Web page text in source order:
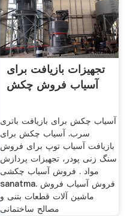
تجهیزات بازیافت برای
آسیاب فروش چکش
آسیاب چکش برای بازیافت باتری
سرب. آسیاب چکش برای
بازیافت آسیاب توپ برای فروش
سنگ زنی پودر، تجهیزات پردازش
مواد . فروش آسیاب چکشی
sanatma. فروش آسیاب فروش
ماشین آلات قطعات بتنی و
مصالح ساختمانی